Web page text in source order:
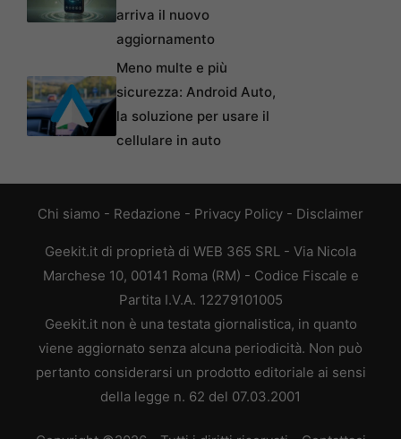
arriva il nuovo
aggiornamento
Meno multe e più
sicurezza: Android Auto,
la soluzione per usare il
cellulare in auto
Chi siamo - Redazione - Privacy Policy - Disclaimer
Geekit.it di proprietà di WEB 365 SRL - Via Nicola
Marchese 10, 00141 Roma (RM) - Codice Fiscale e
Partita I.V.A. 12279101005
Geekit.it non è una testata giornalistica, in quanto
viene aggiornato senza alcuna periodicità. Non può
pertanto considerarsi un prodotto editoriale ai sensi
della legge n. 62 del 07.03.2001